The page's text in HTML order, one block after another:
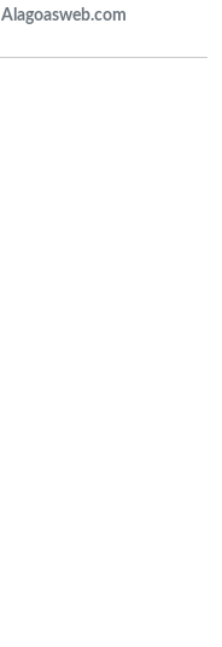
Alagoasweb.com